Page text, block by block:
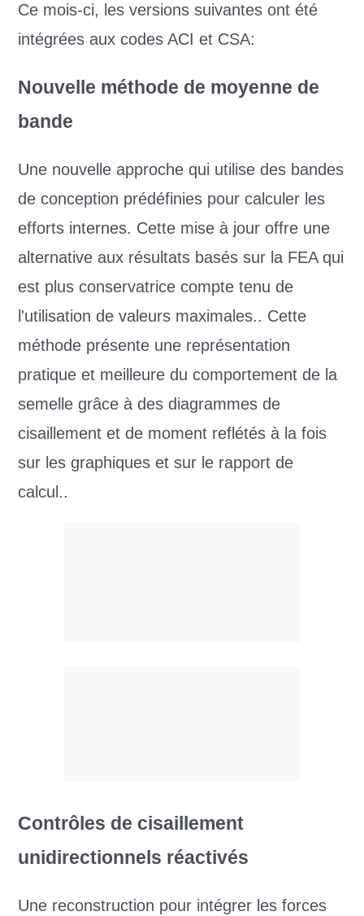
Ce mois-ci, les versions suivantes ont été
intégrées aux codes ACI et CSA:
Nouvelle méthode de moyenne de
bande
Une nouvelle approche qui utilise des bandes
de conception prédéfinies pour calculer les
efforts internes. Cette mise à jour offre une
alternative aux résultats basés sur la FEA qui
est plus conservatrice compte tenu de
l'utilisation de valeurs maximales.. Cette
méthode présente une représentation
pratique et meilleure du comportement de la
semelle grâce à des diagrammes de
cisaillement et de moment reflétés à la fois
sur les graphiques et sur le rapport de
calcul..
Contrôles de cisaillement
unidirectionnels réactivés
Une reconstruction pour intégrer les forces